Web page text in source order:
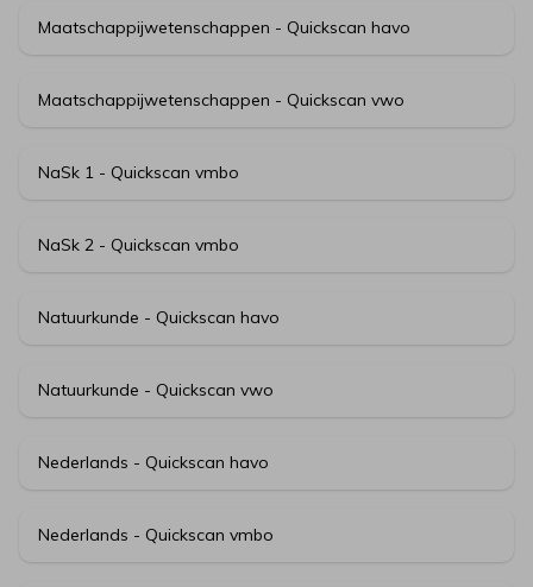
Maatschappijwetenschappen - Quickscan havo
Maatschappijwetenschappen - Quickscan vwo
NaSk 1 - Quickscan vmbo
NaSk 2 - Quickscan vmbo
Natuurkunde - Quickscan havo
Natuurkunde - Quickscan vwo
Nederlands - Quickscan havo
Nederlands - Quickscan vmbo